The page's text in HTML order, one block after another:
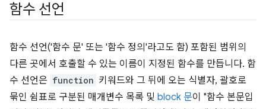
함수 선언
함수 선언('함수 문' 또는 '함수 정의'라고도 함) 포함된 범위의
다른 곳에서 호출할 수 있는 이름이 지정된 함수를 만듭니다. 함
수 선언은 function 키워드와 그 뒤에 오는 식별자, 괄호로
묶인 쉼표로 구분된 매개변수 목록 및 block 문이 "함수 본문입